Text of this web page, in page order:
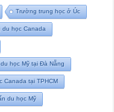
Trường trung học ở Úc
du học Canada
học Mỹ tại Đà Nẵng
Canada tại TPHCM
du học Mỹ